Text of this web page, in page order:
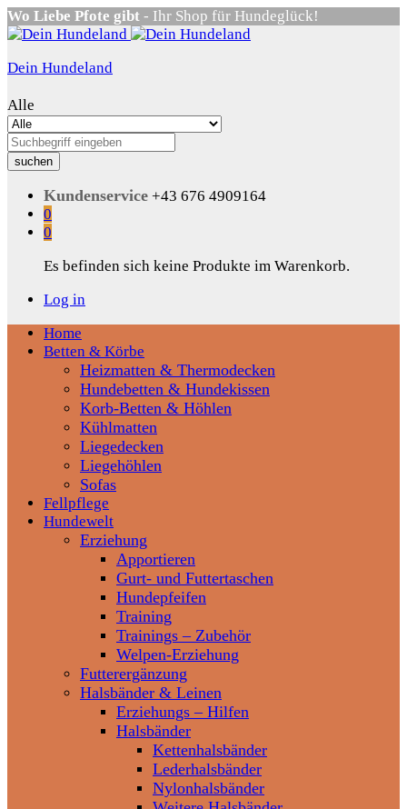
Wo Liebe Pfote gibt - Ihr Shop für Hundeglück!
Dein Hundeland
Alle
suchen
Kundenservice +43 676 4909164
0
0
Es befinden sich keine Produkte im Warenkorb.
Log in
Home
Betten & Körbe
Heizmatten & Thermodecken
Hundebetten & Hundekissen
Korb-Betten & Höhlen
Kühlmatten
Liegedecken
Liegehöhlen
Sofas
Fellpflege
Hundewelt
Erziehung
Apportieren
Gurt- und Futtertaschen
Hundepfeifen
Training
Trainings – Zubehör
Welpen-Erziehung
Futterergänzung
Halsbänder & Leinen
Erziehungs – Hilfen
Halsbänder
Kettenhalsbänder
Lederhalsbänder
Nylonhalsbänder